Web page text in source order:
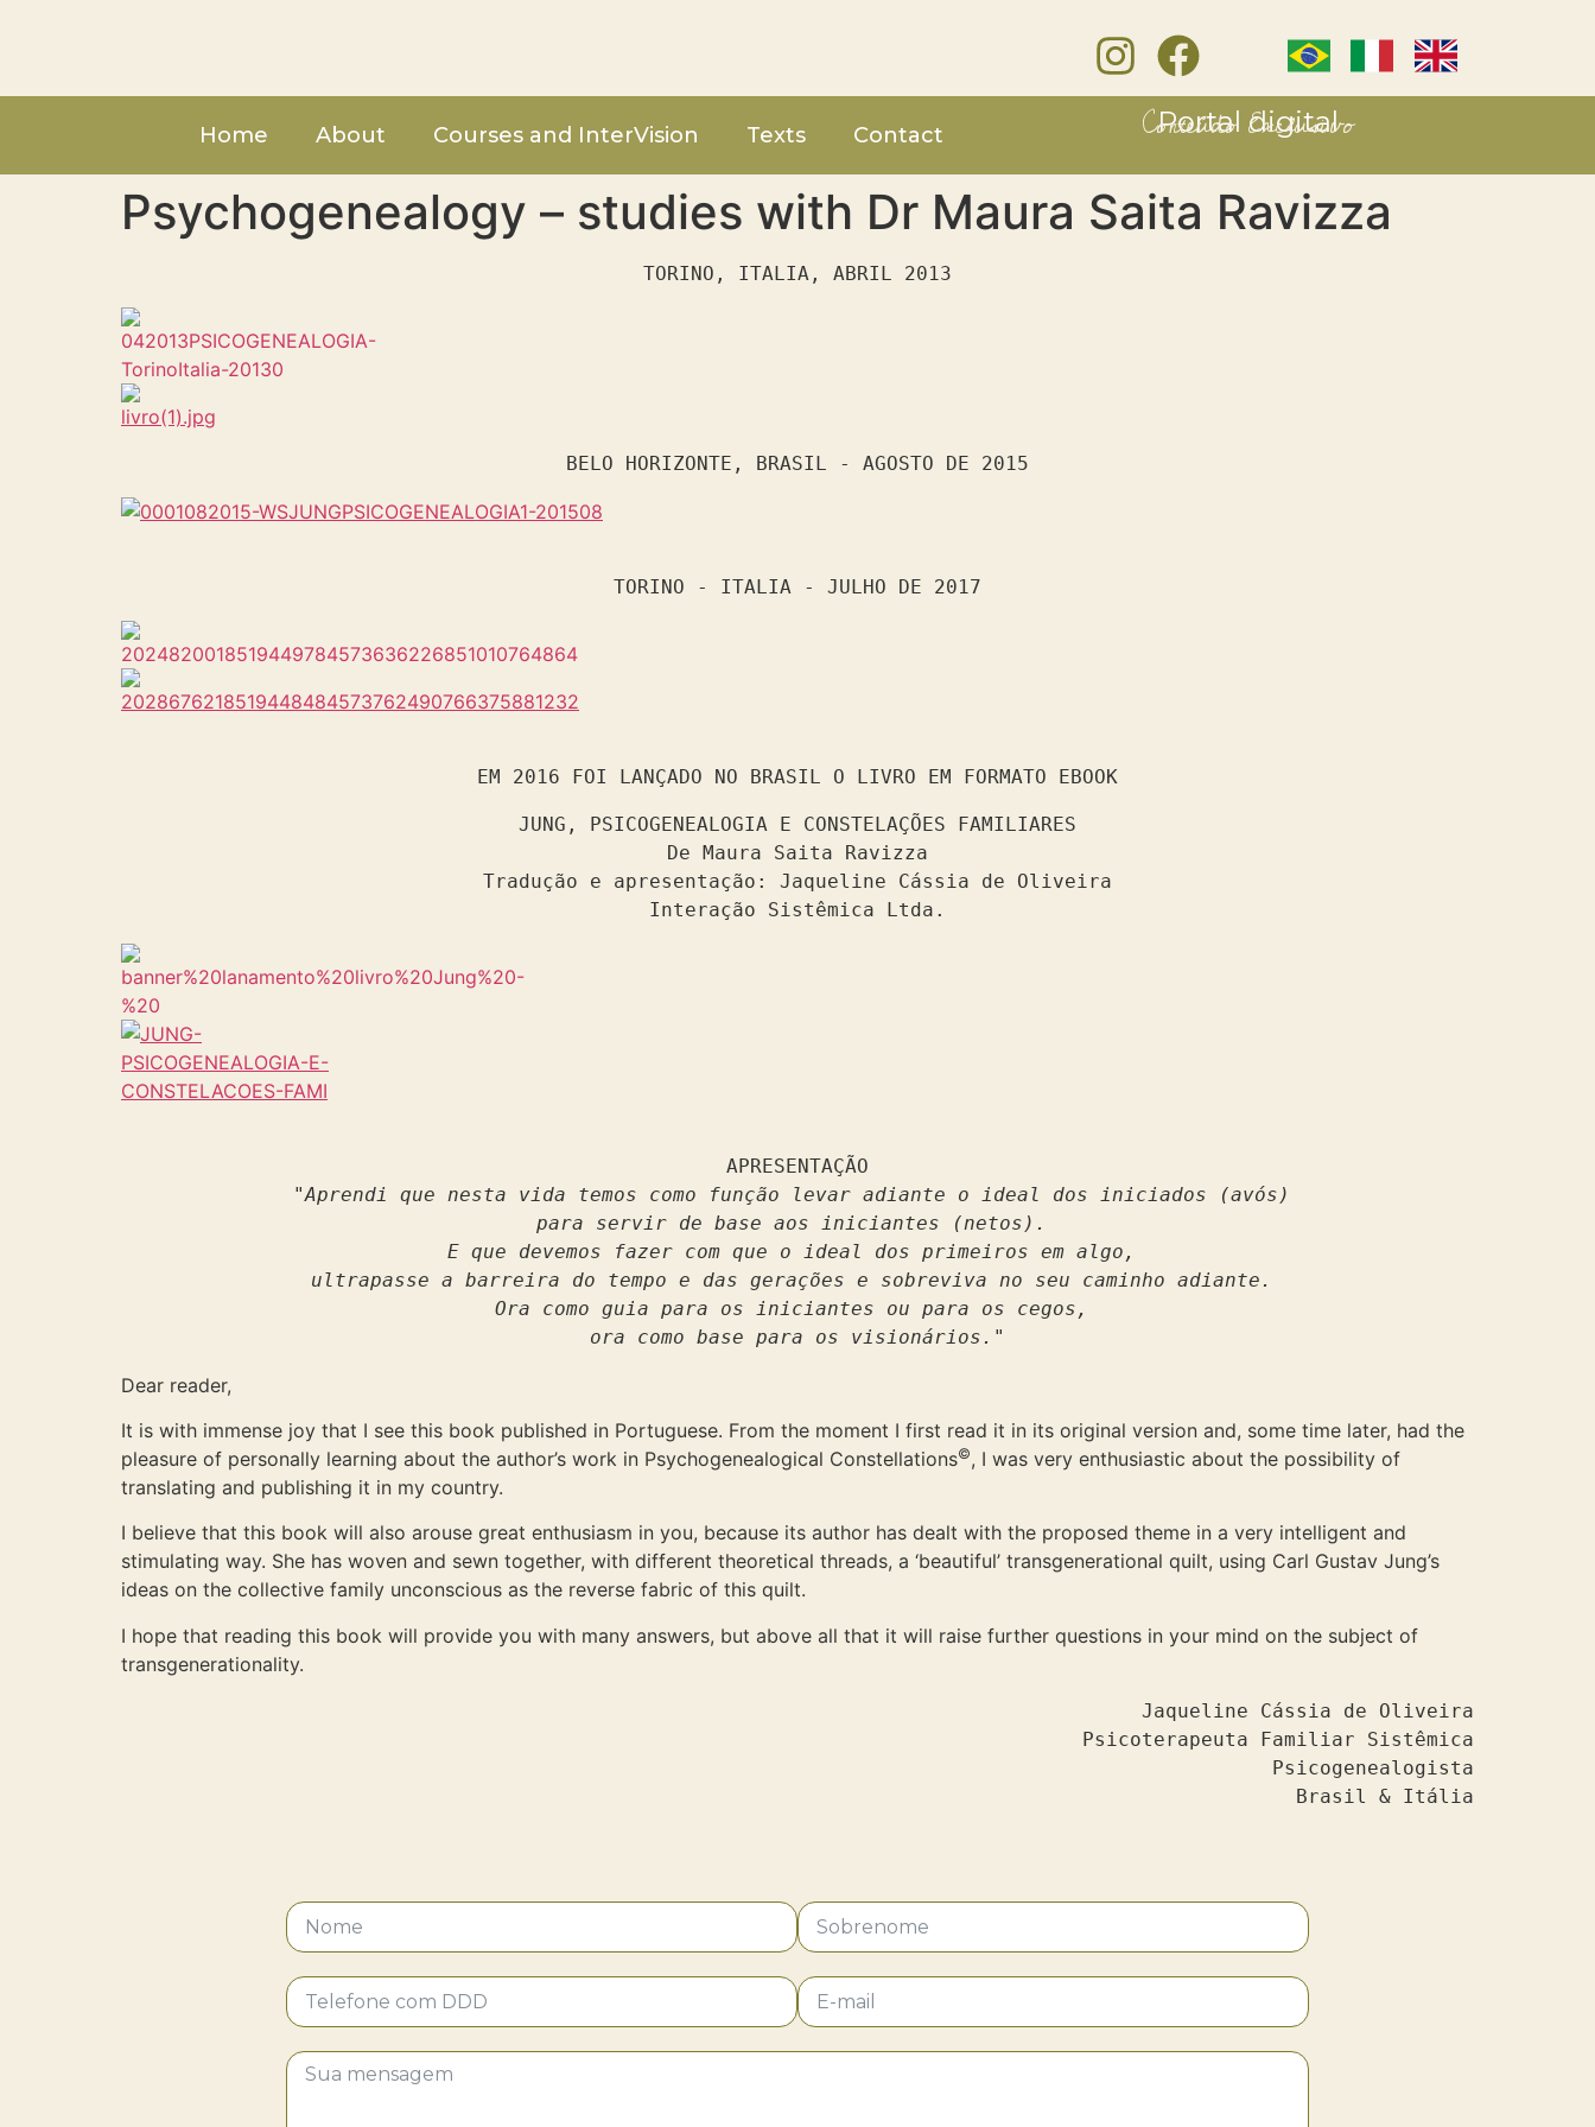
Home About Courses and InterVision Texts Contact Portal digital
Conteúdo Exclusivo
Psychogenealogy – studies with Dr Maura Saita Ravizza
TORINO, ITALIA, ABRIL 2013
BELO HORIZONTE, BRASIL - AGOSTO DE 2015
TORINO - ITALIA - JULHO DE 2017
EM 2016 FOI LANÇADO NO BRASIL O LIVRO EM FORMATO EBOOK
JUNG, PSICOGENEALOGIA E CONSTELAÇÕES FAMILIARES
De Maura Saita Ravizza
Tradução e apresentação: Jaqueline Cássia de Oliveira
Interação Sistêmica Ltda.
"Aprendi que nesta vida temos como função levar adiante o ideal dos iniciados (avós)
para servir de base aos iniciantes (netos).
E que devemos fazer com que o ideal dos primeiros em algo,
ultrapasse a barreira do tempo e das gerações e sobreviva no seu caminho adiante.
Ora como guia para os iniciantes ou para os cegos,
ora como base para os visionários."
Dear reader,
It is with immense joy that I see this book published in Portuguese. From the moment I first read it in its original version and, some time later, had the
pleasure of personally learning about the author’s work in Psychogenealogical Constellations©, I was very enthusiastic about the possibility of
translating and publishing it in my country.
I believe that this book will also arouse great enthusiasm in you, because its author has dealt with the proposed theme in a very intelligent and
stimulating way. She has woven and sewn together, with different theoretical threads, a ‘beautiful’ transgenerational quilt, using Carl Gustav Jung’s
ideas on the collective family unconscious as the reverse fabric of this quilt.
I hope that reading this book will provide you with many answers, but above all that it will raise further questions in your mind on the subject of
transgenerationality.
Jaqueline Cássia de Oliveira
Psicoterapeuta Familiar Sistêmica
Psicogenealogista
Brasil & Itália